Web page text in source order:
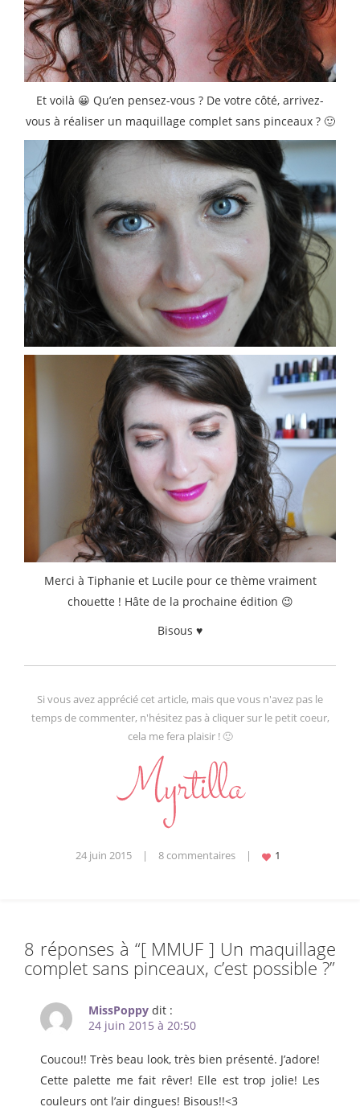
Et voilà 😀 Qu’en pensez-vous ? De votre côté, arrivez-
vous à réaliser un maquillage complet sans pinceaux ? 🙂
Merci à Tiphanie et Lucile pour ce thème vraiment
chouette ! Hâte de la prochaine édition 😉
Bisous ♥
Si vous avez apprécié cet article, mais que vous n'avez pas le
temps de commenter, n'hésitez pas à cliquer sur le petit coeur,
cela me fera plaisir ! 🙂
24 juin 2015 | 8 commentaires |
8 réponses à “[ MMUF ] Un maquillage
complet sans pinceaux, c’est possible ?”
MissPoppy dit :
24 juin 2015 à 20:50
Coucou!! Très beau look, très bien présenté. J’adore!
Cette palette me fait rêver! Elle est trop jolie! Les
couleurs ont l’air dingues! Bisous!!<3